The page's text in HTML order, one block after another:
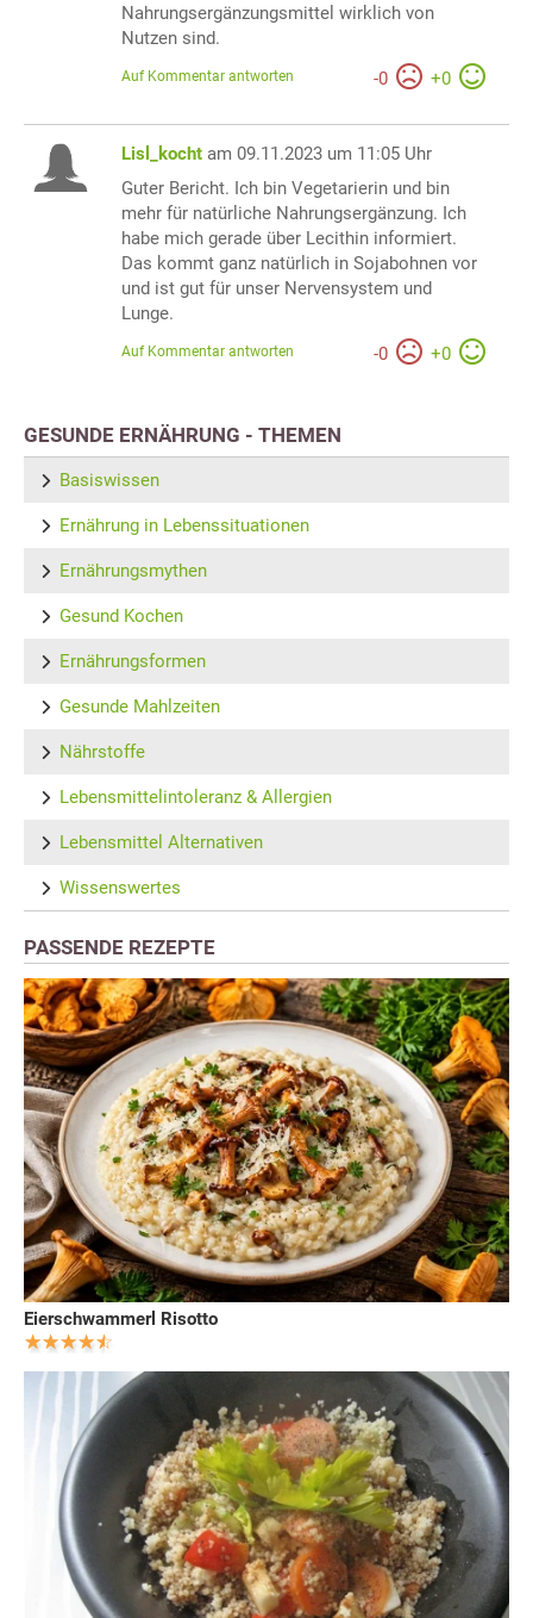
Nahrungsergänzungsmittel wirklich von
Nutzen sind.
-0 +0
Auf Kommentar antworten
Lisl_kocht am 09.11.2023 um 11:05 Uhr
Guter Bericht. Ich bin Vegetarierin und bin
mehr für natürliche Nahrungsergänzung. Ich
habe mich gerade über Lecithin informiert.
Das kommt ganz natürlich in Sojabohnen vor
und ist gut für unser Nervensystem und
Lunge.
-0 +0
Auf Kommentar antworten
GESUNDE ERNÄHRUNG - THEMEN
Basiswissen
Ernährung in Lebenssituationen
Ernährungsmythen
Gesund Kochen
Ernährungsformen
Gesunde Mahlzeiten
Nährstoffe
Lebensmittelintoleranz & Allergien
Lebensmittel Alternativen
Wissenswertes
PASSENDE REZEPTE
Eierschwammerl Risotto